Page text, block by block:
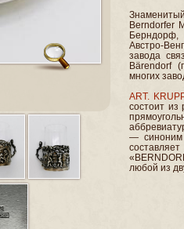
Berndorfer
Берндорф,
Австро-
завода
Bärendorf
многих
ART.
состоит
— синоним
любой из